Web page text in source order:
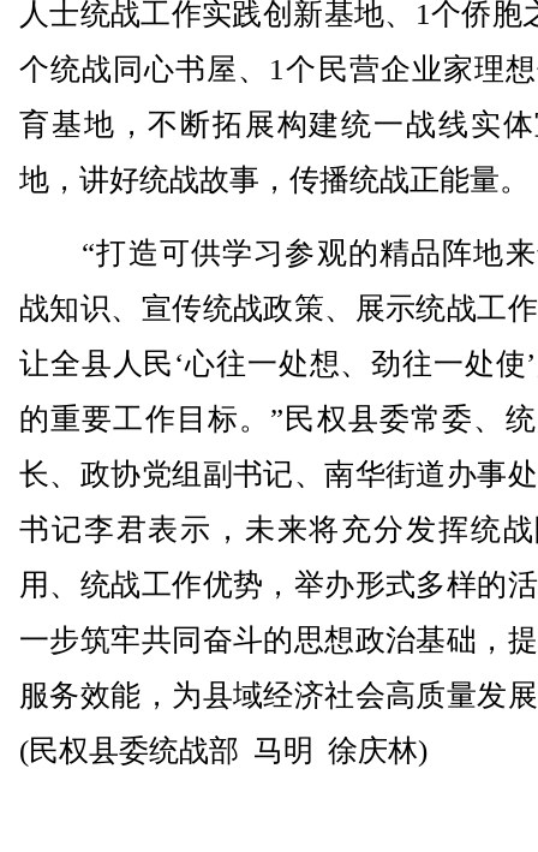
人士统战工作实践创新基地、1个侨胞
个统战同心书屋、1个民营企业家理
育基地，不断拓展构建统一战线实
地，讲好统战故事，传播统战正能量。
“打造可供学习参观的精品阵地来
战知识、宣传统战政策、展示统战工
让全县人民‘心往一处想、劲往一处使
的重要工作目标。”民权县委常委、
长、政协党组副书记、南华街道办事
书记李君表示，未来将充分发挥统
用、统战工作优势，举办形式多样的
一步筑牢共同奋斗的思想政治基础，
服务效能，为县域经济社会高质量发
(民权县委统战部 马明 徐庆林)